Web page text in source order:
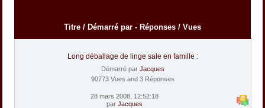
Titre / Démarré par - Réponses / Vues
Long déballage de linge sale en famille :
Démarré par Jacques
90773 Vues and 3 Réponses
28 mars 2008, 12:52:18
par Jacques